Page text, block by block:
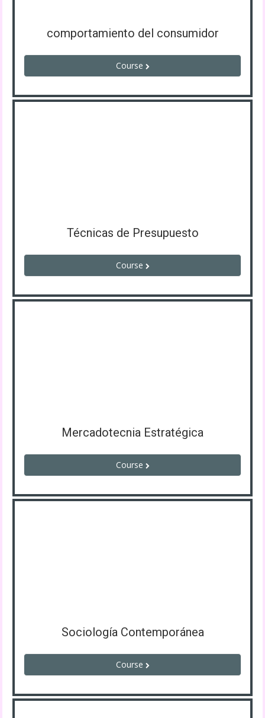
comportamiento del consumidor
Course
Técnicas de Presupuesto
Course
Mercadotecnia Estratégica
Course
Sociología Contemporánea
Course